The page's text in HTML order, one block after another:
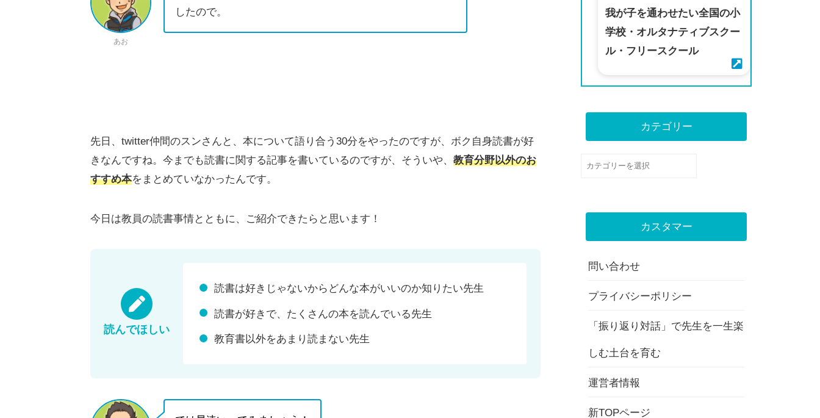
あお
したので。
先日、twitter仲間のスンさんと、本について語り合う30分をやったのですが、ボク自身読書が好
きなんですね。今までも読書に関する記事を書いているのですが、そういや、 教育分野以外のお
すすめ本をまとめていなかったんです。
今日は教員の読書事情とともに、ご紹介できたらと思います！
読んでほしい
読書は好きじゃないからどんな本がいいのか知りたい先生
読書が好きで、たくさんの本を読んでいる先生
教育書以外をあまり読まない先生
我が子を通わせたい全国の小
学校・オルタナティブスクー
ル・フリースクール
カテゴリー
リ
カスタマー
問い合わせ
プライバシーポリシー
「振り返り対話」で先生を一生楽
しむ土台を育む
運営者情報
新TOPページ